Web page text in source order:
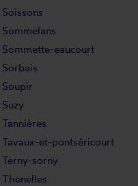
Soissons
Sommelans
Sommette-eaucourt
Sorbais
Soupir
Suzy
Tannières
Tavaux-et-pontséricourt
Terny-sorny
Thenelles